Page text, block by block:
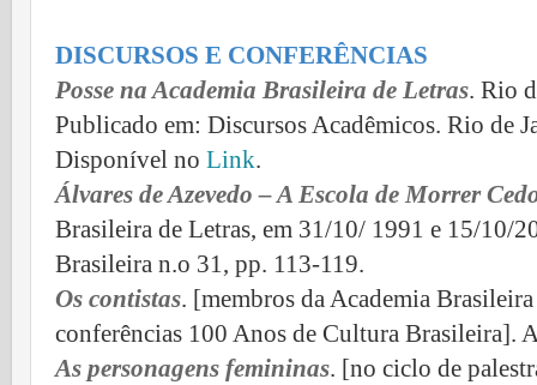
DISCURSOS E CONFERÊNCIAS
Posse na Academia Brasileira de Letras. Rio
Publicado em: Discursos Acadêmicos. Rio de
Disponível no Link.
Álvares de Azevedo – A Escola de Morrer
Brasileira de Letras, em 31/10/ 1991 e 15/10/
Brasileira n.o 31, pp. 113-119.
Os contistas. [membros da Academia
conferências 100 Anos de Cultura Brasileira].
As personagens femininas. [no ciclo de